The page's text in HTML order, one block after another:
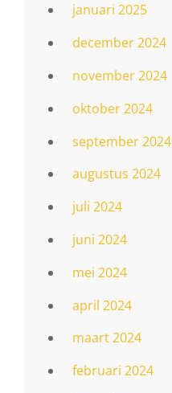
januari 2025
december 2024
november 2024
oktober 2024
september 2024
augustus 2024
juli 2024
juni 2024
mei 2024
april 2024
maart 2024
februari 2024